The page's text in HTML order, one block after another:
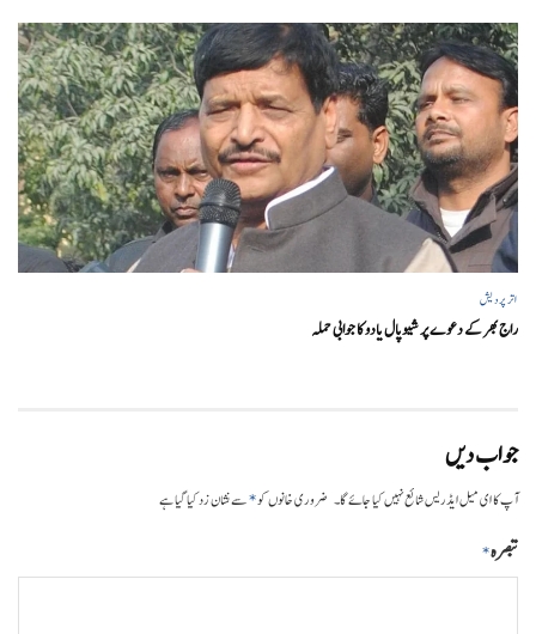
اتر پردیش
راج بھر کے دعوے پر شیوپال یادو کا جوابی حملہ
جواب دیں
آپ کا ای میل ایڈریس شائع نہیں کیا جائے گا۔ ضروری خانوں کو*سے نشان زد کیا گیا ہے
تبصرہ*